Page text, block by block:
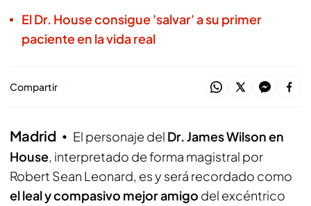
El Dr. House consigue 'salvar' a su primer
paciente en la vida real
Compartir
Madrid El personaje del Dr. James Wilson en
House, interpretado de forma magistral por
Robert Sean Leonard, es y será recordado como
el leal y compasivo mejor amigo del excéntrico